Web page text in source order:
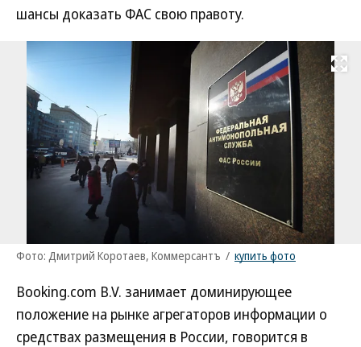
шансы доказать ФАС свою правоту.
Развернуть
Фото: Дмитрий Коротаев, Коммерсантъ / купить фото
Booking.com B.V. занимает доминирующее
положение на рынке агрегаторов информации о
средствах размещения в России, говорится в